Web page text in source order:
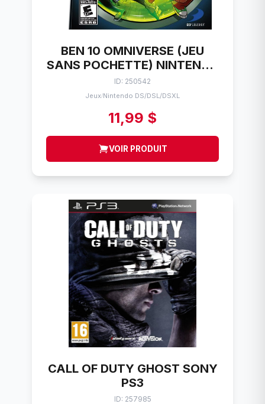
BEN 10 OMNIVERSE (JEU
SANS POCHETTE) NINTENDO
DS
ID: 250542
Jeux/Nintendo DS/DSL/DSXL
11,99 $
VOIR PRODUIT
CALL OF DUTY GHOST SONY
PS3
ID: 257985